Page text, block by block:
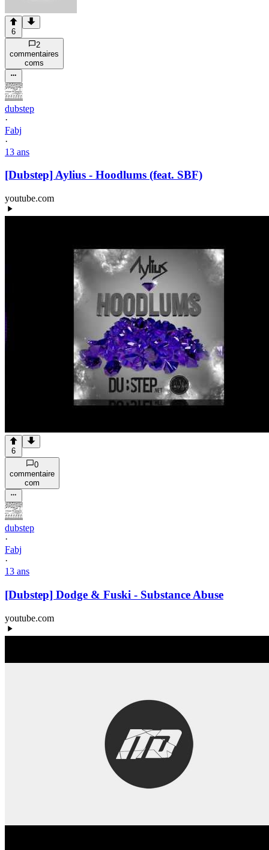
6
2
commentaires
coms
dubstep
·
Fabj
·
13 ans
[Dubstep] Aylius - Hoodlums (feat. SBF)
youtube.com
6
0
commentaire
com
dubstep
·
Fabj
·
13 ans
[Dubstep] Dodge & Fuski - Substance Abuse
youtube.com